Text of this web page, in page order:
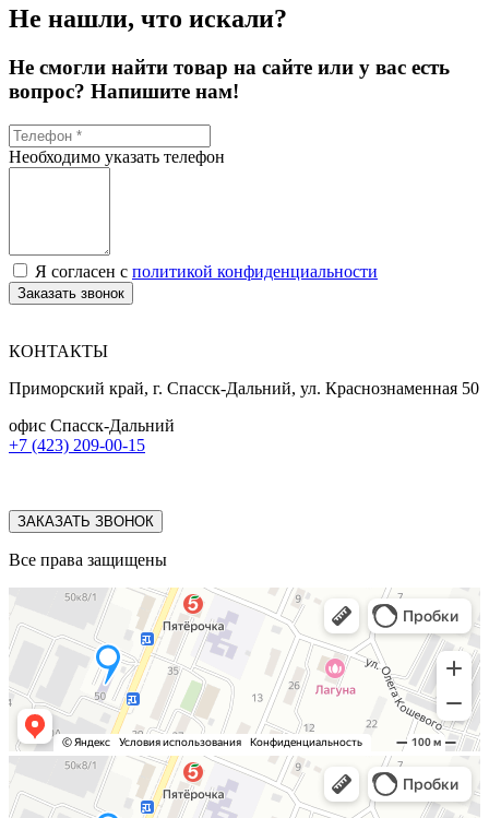
Не нашли, что искали?
Не смогли найти товар на сайте или у вас есть
вопрос? Напишите нам!
Необходимо указать телефон
Я согласен с политикой конфиденциальности
Заказать звонок
КОНТАКТЫ
Приморский край, г. Спасск-Дальний, ул. Краснознаменная 50
офис Спасск-Дальний
+7 (423) 209-00-15
ЗАКАЗАТЬ ЗВОНОК
Все права защищены